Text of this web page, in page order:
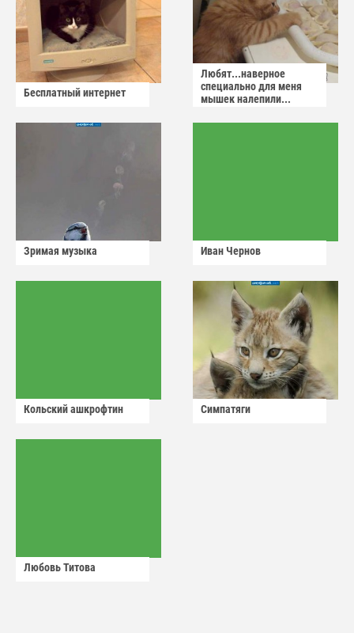
Бесплатный интернет
Любят...наверное
специально для меня
мышек налепили...
Зримая музыка Иван Чернов
Кольский ашкрофтин Симпатяги
Любовь Титова